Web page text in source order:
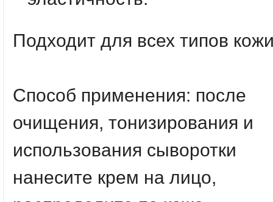
Подходит для всех типов
Способ применения: после
очищения, тонизирования и
использования сыворотки
нанесите крем на лицо,